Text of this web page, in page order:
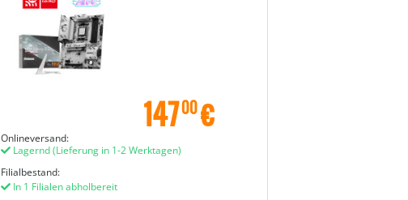
14700€
Onlineversand:
Lagernd(Lieferung in 1-2 Werktagen)
Filialbestand:
In 1 Filialen abholbereit